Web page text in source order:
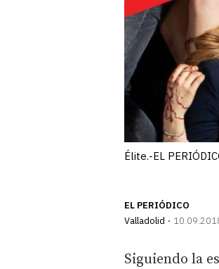
Élite.-EL
EL PERIÓDICO
Valladolid
Siguiendo la